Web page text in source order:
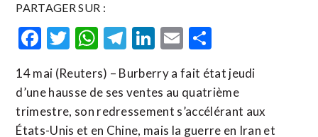
PARTAGER SUR :
Facebook
Twitter
WhatsApp
Telegram
LinkedIn
Email
14 mai (Reuters) – Burberry a fait état jeudi
d’une hausse de ses ventes au quatrième
trimestre, son redressement s’accélérant aux
États-Unis et en Chine, mais la guerre en Iran et